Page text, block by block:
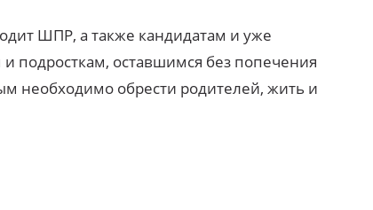
ШПР, а также кандидатам и уже
оставшимся без попечения
необходимо обрести родителей, жить и